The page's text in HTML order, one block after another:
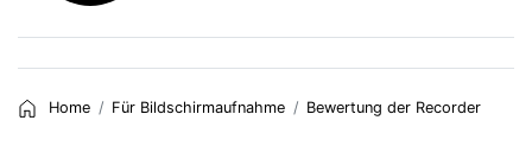
Home Für Bildschirmaufnahme Bewertung der Recorder